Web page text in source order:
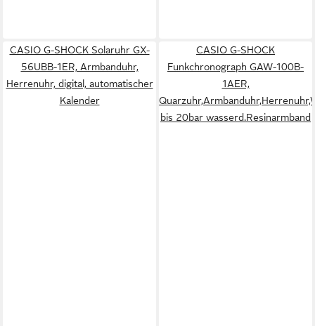
CASIO G-SHOCK Solaruhr GX-
56UBB-1ER, Armbanduhr,
Herrenuhr, digital, automatischer
Kalender
CASIO G-SHOCK
Funkchronograph GAW-100B-
1AER,
bis 20bar wasserd.Resinarmband